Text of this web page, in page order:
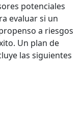
potenciales
evaluar si un
a riesgos
Un plan de
las siguientes